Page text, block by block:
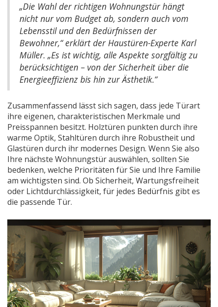
„Die Wahl der richtigen Wohnungstür hängt
nicht nur vom Budget ab, sondern auch vom
Lebensstil und den Bedürfnissen der
Bewohner,“ erklärt der Haustüren-Experte Karl
Müller. „Es ist wichtig, alle Aspekte sorgfältig zu
berücksichtigen – von der Sicherheit über die
Energieeffizienz bis hin zur Ästhetik.“
Zusammenfassend lässt sich sagen, dass jede Türart
ihre eigenen, charakteristischen Merkmale und
Preisspannen besitzt. Holztüren punkten durch ihre
warme Optik, Stahltüren durch ihre Robustheit und
Glastüren durch ihr modernes Design. Wenn Sie also
Ihre nächste Wohnungstür auswählen, sollten Sie
bedenken, welche Prioritäten für Sie und Ihre Familie
am wichtigsten sind. Ob Sicherheit, Wartungsfreiheit
oder Lichtdurchlässigkeit, für jedes Bedürfnis gibt es
die passende Tür.